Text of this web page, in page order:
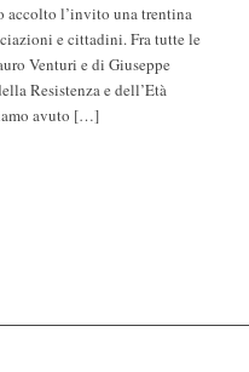
accolto l’invito una trentina
e cittadini. Fra tutte le
Venturi e di Giuseppe
Resistenza e dell’Età
avuto […]